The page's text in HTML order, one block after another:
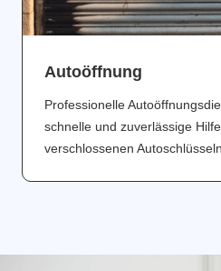
Аutoöffnung
Professionelle
schnelle und zuverlässige
verschlossenen Autoschlüsseln